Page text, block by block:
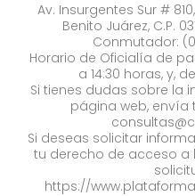
Av. Insurgentes Sur #
Benito Juárez, C.P.
Conmutador:
Horario de Oficialía de
a 14:30 horas, y,
Si tienes dudas sobre la
página web, envía
Si deseas solicitar
tu derecho de acceso a
https://